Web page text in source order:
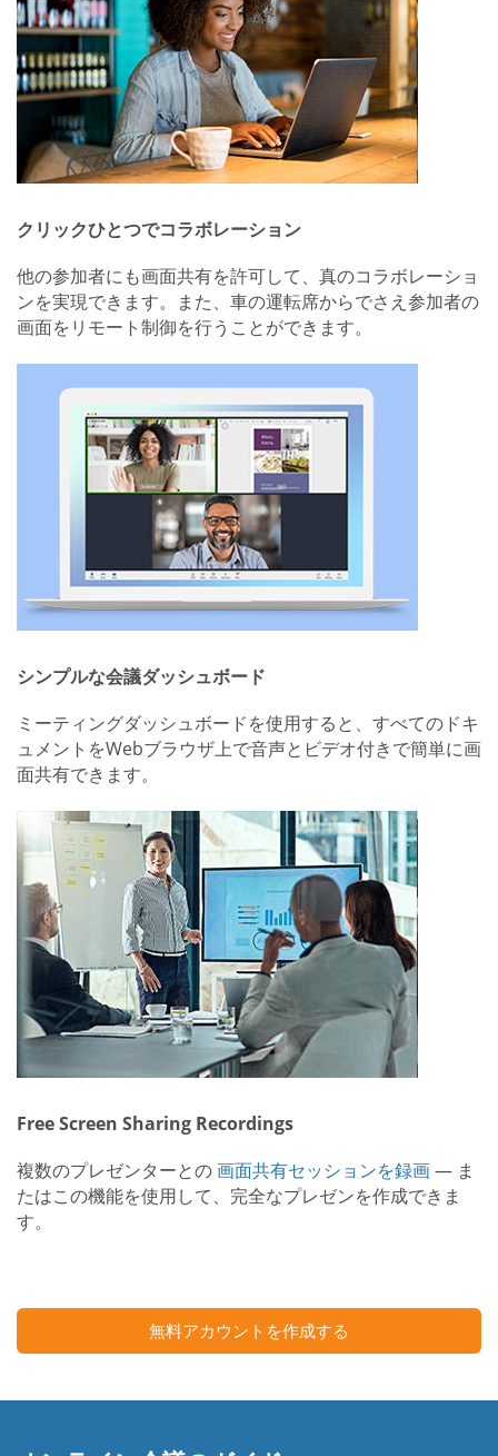
クリックひとつでコラボレーション
他の参加者にも画面共有を許可して、真のコラボレーショ
ンを実現できます。また、車の運転席からでさえ参加者の
画面をリモート制御を行うことができます。
シンプルな会議ダッシュボード
ミーティングダッシュボードを使用すると、すべてのドキ
ュメントをWebブラウザ上で音声とビデオ付きで簡単に画
面共有できます。
Free Screen Sharing Recordings
複数のプレゼンターとの画面共有セッションを録画— ま
たはこの機能を使用して、完全なプレゼンを作成できま
す。
無料アカウントを作成する